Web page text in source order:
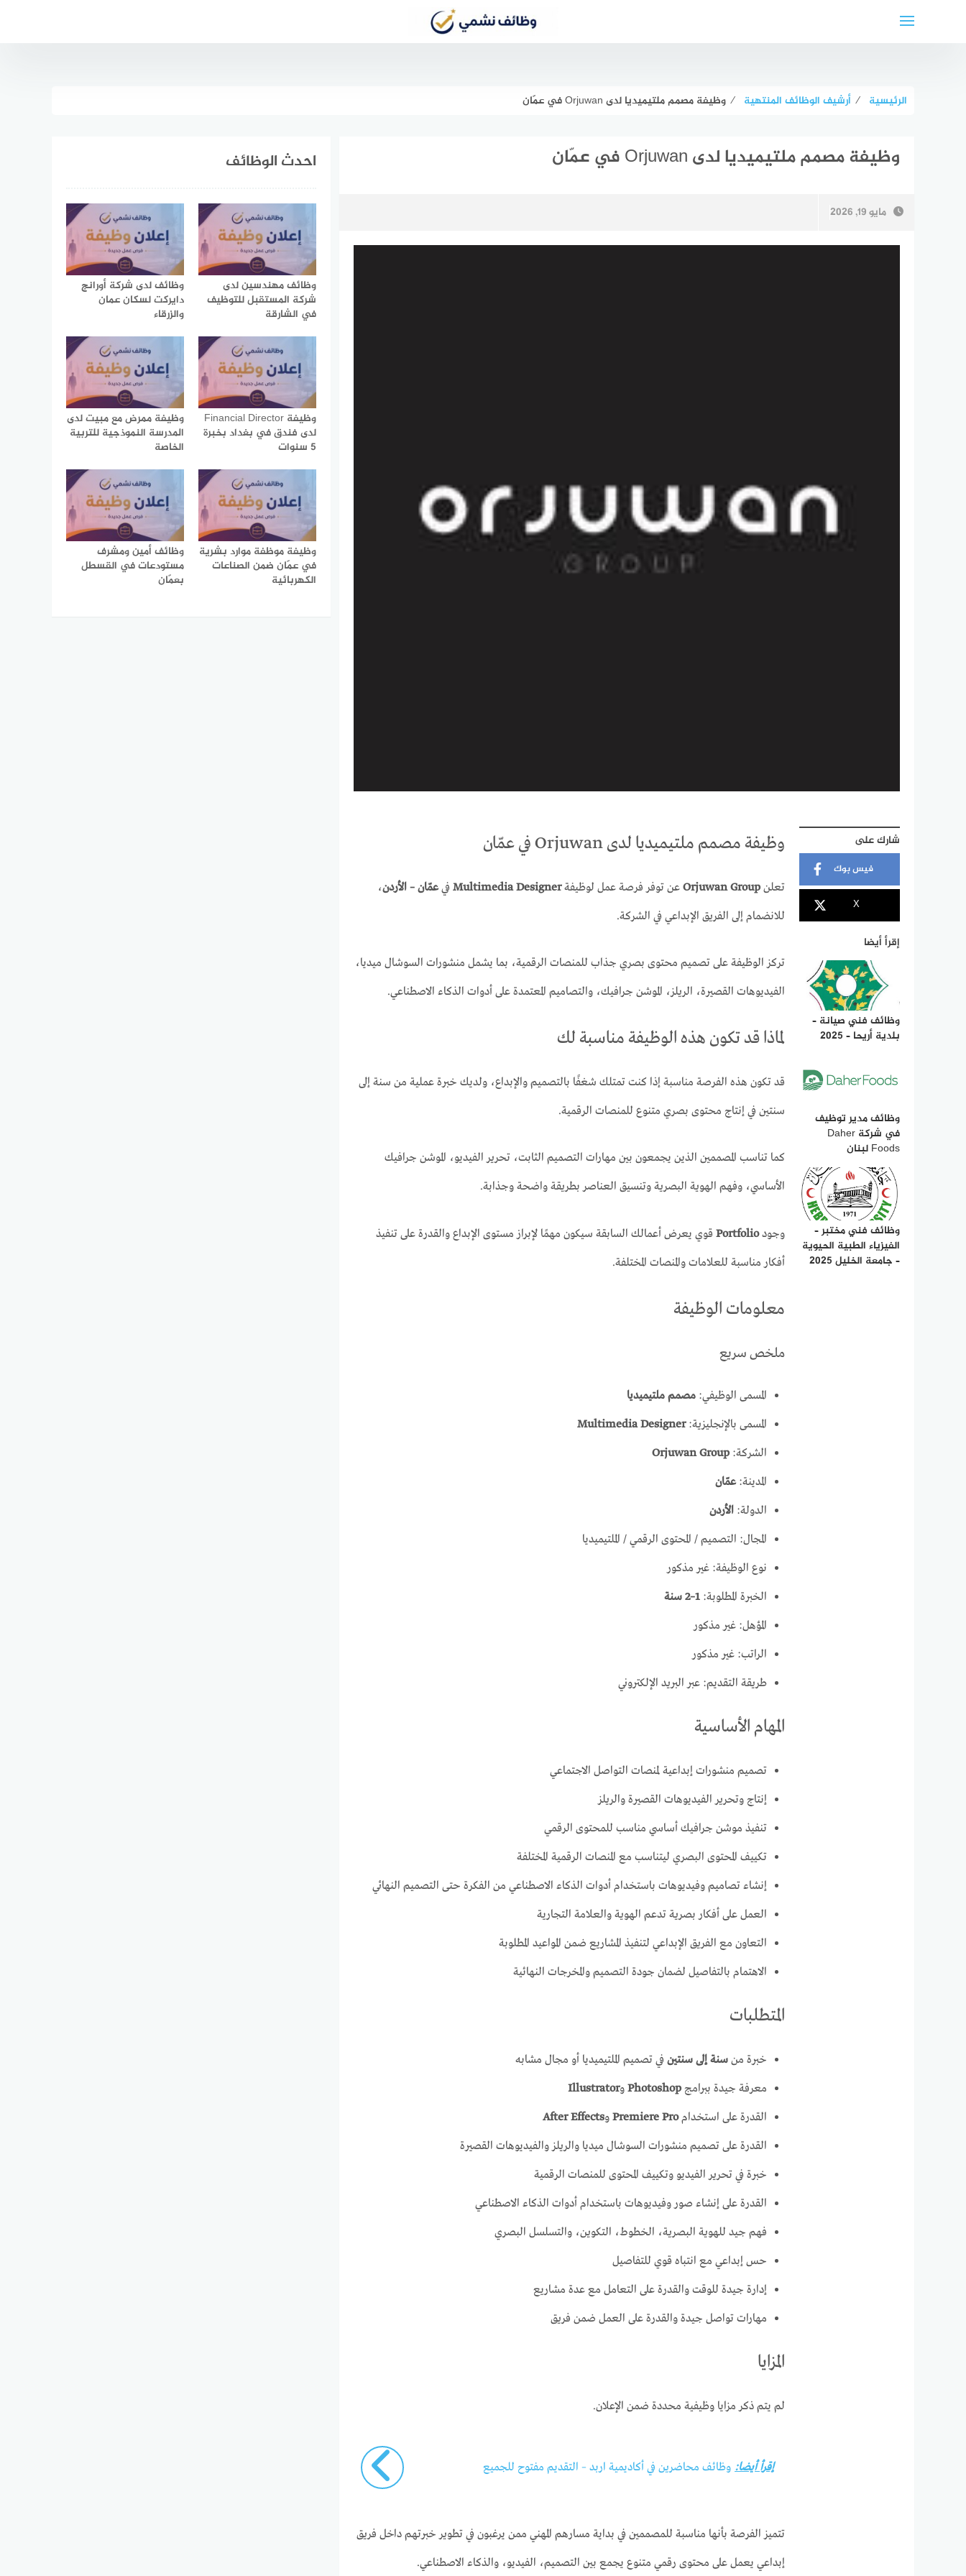
الرئيسية ⁄ أرشيف الوظائف المنتهية ⁄ وظيفة مصمم ملتيميديا لدى Orjuwan في عمّان
وظيفة مصمم ملتيميديا لدى Orjuwan في عمّان
مايو 19, 2026
شارك على
فيس بوك
X
إقرأ أيضا
وظائف فني صيانة –
بلدية أريحا – 2025
وظائف مدير توظيف
في شركة Daher
Foods لبنان
وظائف فني مختبر –
الفيزياء الطبية الحيوية
– جامعة الخليل 2025
وظيفة مصمم ملتيميديا لدى Orjuwan في عمّان
تعلن Orjuwan Groupعن توفر فرصة عمل لوظيفةMultimedia Designerفيعمّان – الأردن،
للانضمام إلى الفريق الإبداعي في الشركة.
تركز الوظيفة على تصميم محتوى بصري جذاب للمنصات الرقمية، بما يشمل منشورات السوشال ميديا،
الفيديوهات القصيرة، الريلز، الموشن جرافيك، والتصاميم المعتمدة على أدوات الذكاء الاصطناعي.
لماذا قد تكون هذه الوظيفة مناسبة لك
قد تكون هذه الفرصة مناسبة إذا كنت تمتلك شغفًا بالتصميم والإبداع، ولديك خبرة عملية من سنة إلى
سنتين في إنتاج محتوى بصري متنوع للمنصات الرقمية.
كما تناسب المصممين الذين يجمعون بين مهارات التصميم الثابت، تحرير الفيديو، الموشن جرافيك
الأساسي، وفهم الهوية البصرية وتنسيق العناصر بطريقة واضحة وجذابة.
وجودPortfolioقوي يعرض أعمالك السابقة سيكون مهمًا لإبراز مستوى الإبداع والقدرة على تنفيذ
أفكار مناسبة للعلامات والمنصات المختلفة.
معلومات الوظيفة
ملخص سريع
المسمى الوظيفي: مصمم ملتيميديا
المسمى بالإنجليزية:Multimedia Designer
الشركة: Orjuwan Group
المدينة:عمّان
الدولة: الأردن
المجال: التصميم / المحتوى الرقمي / الملتيميديا
نوع الوظيفة: غير مذكور
الخبرة المطلوبة: 1–2 سنة
المؤهل: غير مذكور
الراتب: غير مذكور
طريقة التقديم: عبر البريد الإلكتروني
المهام الأساسية
تصميم منشورات إبداعية لمنصات التواصل الاجتماعي
إنتاج وتحرير الفيديوهات القصيرة والريلز
تنفيذ موشن جرافيك أساسي مناسب للمحتوى الرقمي
تكييف المحتوى البصري ليتناسب مع المنصات الرقمية المختلفة
إنشاء تصاميم وفيديوهات باستخدام أدوات الذكاء الاصطناعي من الفكرة حتى التصميم النهائي
العمل على أفكار بصرية تدعم الهوية والعلامة التجارية
التعاون مع الفريق الإبداعي لتنفيذ المشاريع ضمن المواعيد المطلوبة
الاهتمام بالتفاصيل لضمان جودة التصميم والمخرجات النهائية
المتطلبات
خبرة من سنة إلى سنتينفي تصميم الملتيميديا أو مجال مشابه
معرفة جيدة ببرامج PhotoshopوIllustrator
القدرة على استخدامPremiere ProوAfter Effects
القدرة على تصميم منشورات السوشال ميديا والريلز والفيديوهات القصيرة
خبرة في تحرير الفيديو وتكييف المحتوى للمنصات الرقمية
القدرة على إنشاء صور وفيديوهات باستخدام أدوات الذكاء الاصطناعي
فهم جيد للهوية البصرية، الخطوط، التكوين، والتسلسل البصري
حس إبداعي مع انتباه قوي للتفاصيل
إدارة جيدة للوقت والقدرة على التعامل مع عدة مشاريع
مهارات تواصل جيدة والقدرة على العمل ضمن فريق
المزايا
لم يتم ذكر مزايا وظيفية محددة ضمن الإعلان.
إقرأ أيضا: وظائف محاضرين في أكاديمية اربد – التقديم مفتوح للجميع
تتميز الفرصة بأنها مناسبة للمصممين في بداية مسارهم المهني ممن يرغبون في تطوير خبرتهم داخل فريق
إبداعي يعمل على محتوى رقمي متنوع يجمع بين التصميم، الفيديو، والذكاء الاصطناعي.
احدث الوظائف
وظائف مهندسين لدى
شركة المستقبل للتوظيف
في الشارقة
وظائف لدى شركة أورانج
دايركت لسكان عمان
والزرقاء
وظيفة Financial Director
لدى فندق في بغداد بخبرة
5 سنوات
وظيفة ممرض مع مبيت لدى
المدرسة النموذجية للتربية
الخاصة
وظيفة موظفة موارد بشرية
في عمّان ضمن الصناعات
الكهربائية
وظائف أمين ومشرف
مستودعات في القسطل
بعمّان